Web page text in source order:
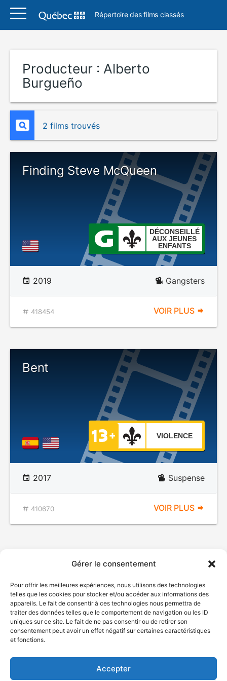
Gérer le consentement
Pour offrir les meilleures expériences, nous utilisons des technologies
telles que les cookies pour stocker et/ou accéder aux informations des
appareils. Le fait de consentir à ces technologies nous permettra de
traiter des données telles que le comportement de navigation ou les ID
uniques sur ce site. Le fait de ne pas consentir ou de retirer son
consentement peut avoir un effet négatif sur certaines caractéristiques
et fonctions.
Accepter
Répertoire des films classés
Producteur : Alberto
Burgueño
2 films trouvés
Finding Steve McQueen
DÉCONSEILLÉ
AUX JEUNES
ENFANTS
2019 Gangsters
418454 VOIR PLUS
Bent
VIOLENCE
2017 Suspense
410670 VOIR PLUS
© Gouvernement du Québec, 2026
Plan du site
Accessibilité